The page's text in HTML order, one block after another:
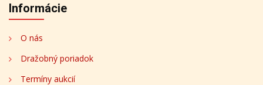
Informácie
O nás
Dražobný poriadok
Termíny aukcií